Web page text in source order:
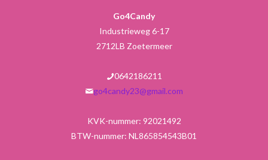
Go4Candy
Industrieweg 6-17
2712LB Zoetermeer
0642186211
go4candy23@gmail.com
KVK-nummer: 92021492
BTW-nummer: NL865854543B01